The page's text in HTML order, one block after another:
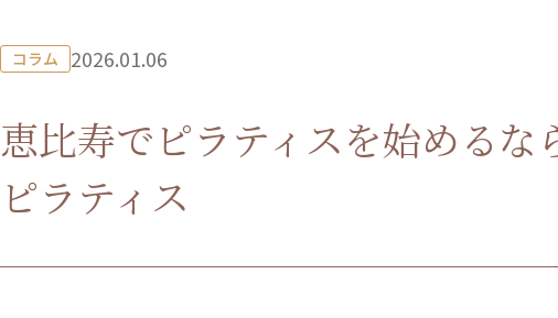
コラム 2026.01.06
恵比寿でピラティスを始める
ピラティス